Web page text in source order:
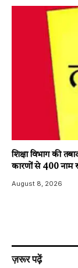
शिक्षा विभाग की
कारणों से 400 नाम
August 8, 2026
ज़रूर पढ़ें